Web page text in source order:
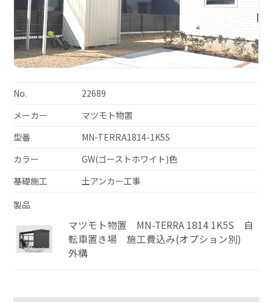
No.
22689
メーカー
マツモト物置
型番
MN-TERRA1814-1K5S
カラー
GW(ゴーストホワイト)色
基礎施工
土アンカー工事
製品
マツモト物置 MN-TERRA 1814 1K5S 自
転車置き場 施工費込み(オプション別)
外構